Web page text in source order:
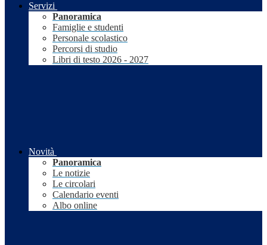
Servizi
Panoramica
Famiglie e studenti
Personale scolastico
Percorsi di studio
Libri di testo 2026 - 2027
Novità
Panoramica
Le notizie
Le circolari
Calendario eventi
Albo online